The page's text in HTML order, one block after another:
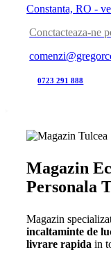
Constanta, RO -
Conctacteaza-ne
0723 291 888
Magazin
Personala
Magazin
incaltaminte de
livrare rapida in